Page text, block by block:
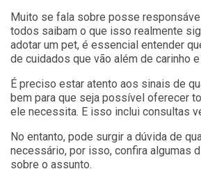
Muito se fala sobre posse
todos saibam o que isso realmente
adotar um pet, é essencial entender
de cuidados que vão além de carinho
É preciso estar atento aos sinais de
bem para que seja possível oferecer
ele necessita. E isso inclui consultas
No entanto, pode surgir a dúvida de
necessário, por isso, confira algumas
sobre o assunto.